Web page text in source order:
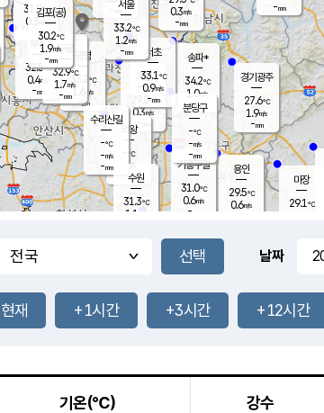
과천
29.0℃
0.3m/s
- mm
-mm
-mm
용인
29.5℃
0.6m/s
경기광주
27.6℃
1.9m/s
-mm
28.4
℃
-mm
32.3℃
1.1m/s
-mm
마장
29.1℃
의왕
- ℃
m/s
mm
31.0℃
0.3 m/s
mm
광명
33.2 ℃
1.6 m/s
-mm
부천
32.5℃
0.4m/s
-mm
-mm
구로
32.9℃
1.7m/s
-mm
- mm 0.3m/s
-mm
송파*
34.2℃
1.0m/s
-mm
서초
33.1℃
0.9m/s
-mm
기흥구갈
31.0℃
0.6m/s
-
수리산길
-℃
-m/s
-mm
분당구
-℃
-m/s
-mm
김포(공)
30.2℃
1.9m/s
-mm
수원
31.3℃
1.1 m/s
서울
33.2℃
1.2m/s
-mm
날짜
현재 +1시간 +3시간 +12시간
기온(℃) 강수